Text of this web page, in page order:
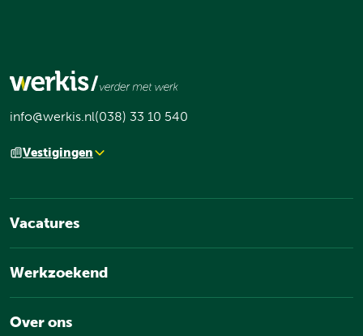
info@werkis.nl(038) 33 10 540
Vestigingen
Vacatures
Werkzoekend
Over ons